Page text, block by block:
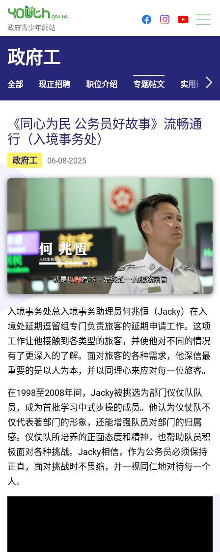
政府青少年网站
政府青少年網站
facebookinstagram
政府工
全部 现正招聘 职位介绍 专题帖文 实用连结
《同心为民 公务员好故事》流畅通
行（入境事务处）
政府工 06-08-2025
入境事务处总入境事务助理员何兆恒（Jacky）在入
境处延期逗留组专门负责旅客的延期申请工作。这项
工作让他接触到各类型的旅客，并使他对不同的情况
有了更深入的了解。面对旅客的各种需求，他深信最
重要的是以人为本，并以同理心来应对每一位旅客。
在1998至2008年间，Jacky被挑选为部门仪仗队队
员，成为首批学习中式步操的成员。他认为仪仗队不
仅代表著部门的形象，还能增强队员对部门的归属
感。仪仗队所培养的正面态度和精神，也帮助队员积
极面对各种挑战。Jacky相信，作为公务员必须保持
正直，面对挑战时不畏缩，并一视同仁地对待每一个
人。